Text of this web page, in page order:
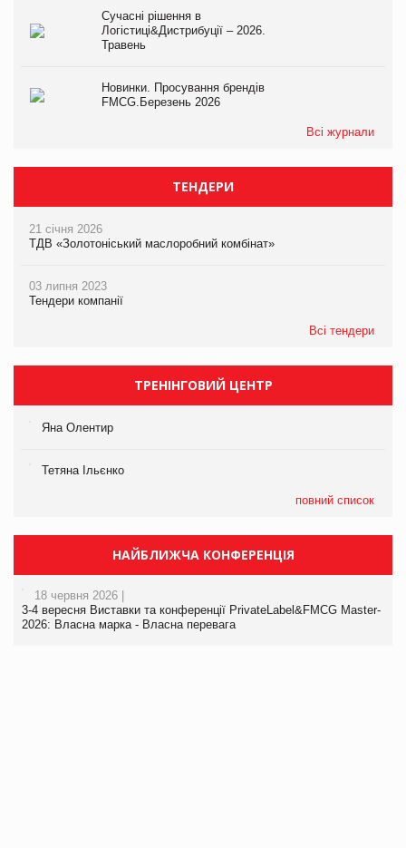
Сучасні рішення в
Логістиці&Дистрибуції – 2026.
Травень
Новинки. Просування брендів
FMCG.Березень 2026
Всі журнали
ТЕНДЕРИ
21 січня 2026
ТДВ «Золотоніський маслоробний комбінат»
03 липня 2023
Тендери компанії
Всі тендери
ТРЕНІНГОВИЙ ЦЕНТР
Яна Олентир
Тетяна Ільєнко
повний список
НАЙБЛИЖЧА КОНФЕРЕНЦІЯ
18 червня 2026 |
3-4 вересня Виставки та конференції PrivateLabel&FMCG Master-
2026: Власна марка - Власна перевага